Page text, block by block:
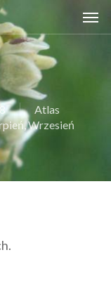
Atlas
,Wrzesień